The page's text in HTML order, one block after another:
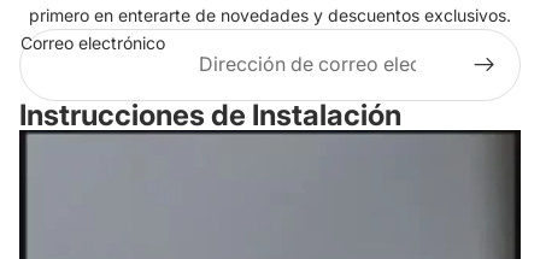
primero en enterarte de novedades y descuentos exclusivos.
Correo electrónico
Instrucciones de Instalación